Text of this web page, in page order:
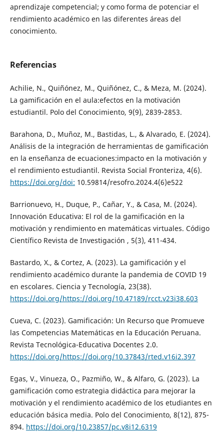
aprendizaje competencial; y como forma de potenciar el
rendimiento académico en las diferentes áreas del
conocimiento.
Referencias
Achilie, N., Quiñónez, M., Quiñónez, C., & Meza, M. (2024).
La gamificación en el aula:efectos en la motivación
estudiantil. Polo del Conocimiento, 9(9), 2839-2853.
Barahona, D., Muñoz, M., Bastidas, L., & Alvarado, E. (2024).
Análisis de la integración de herramientas de gamificación
en la enseñanza de ecuaciones:impacto en la motivación y
el rendimiento estudiantil. Revista Social Fronteriza, 4(6).
https://doi.org/doi: 10.59814/resofro.2024.4(6)e522
Barrionuevo, H., Duque, P., Cañar, Y., & Casa, M. (2024).
Innovación Educativa: El rol de la gamificación en la
motivación y rendimiento en matemáticas virtuales. Código
Científico Revista de Investigación , 5(3), 411-434.
Bastardo, X., & Cortez, A. (2023). La gamificación y el
rendimiento académico durante la pandemia de COVID 19
en escolares. Ciencia y Tecnología, 23(38).
https://doi.org/https://doi.org/10.47189/rcct.v23i38.603
Cueva, C. (2023). Gamificación: Un Recurso que Promueve
las Competencias Matemáticas en la Educación Peruana.
Revista Tecnológica-Educativa Docentes 2.0.
https://doi.org/https://doi.org/10.37843/rted.v16i2.397
Egas, V., Vinueza, O., Pazmiño, W., & Alfaro, G. (2023). La
gamificación como estrategia didáctica para mejorar la
motivación y el rendimiento académico de los etudiantes en
educación básica media. Polo del Conocimiento, 8(12), 875-
894. https://doi.org/10.23857/pc.v8i12.6319